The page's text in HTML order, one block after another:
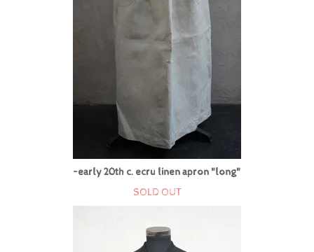
~early 20th c. ecru linen apron "long"
SOLD OUT